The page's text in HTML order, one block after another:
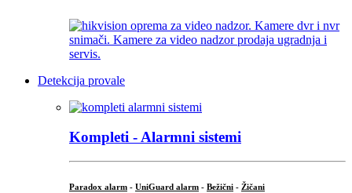
Detekcija provale
Kompleti - Alarmni sistemi
Paradox alarm - UniGuard alarm - Bežični - Žičani